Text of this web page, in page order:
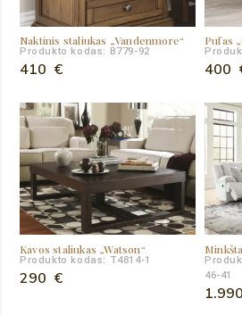
Naktinis staliukas „Vandenmore“
Produkto kodas: B779-92
410 €
Pufas
400
Kavos staliukas „Watson“
Produkto kodas: T4814-1
290 €
46-41
1.990